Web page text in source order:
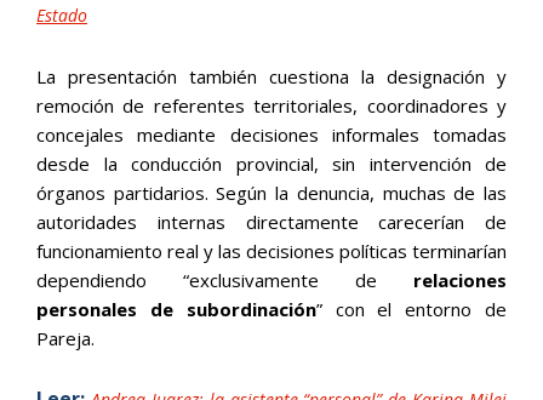
Estado
La presentación también cuestiona la designación y
remoción de referentes territoriales, coordinadores y
concejales mediante decisiones informales tomadas
desde la conducción provincial, sin intervención de
órganos partidarios. Según la denuncia, muchas de las
autoridades internas directamente carecerían de
funcionamiento real y las decisiones políticas terminarían
dependiendo “exclusivamente de relaciones
personales de subordinación” con el entorno de
Pareja.